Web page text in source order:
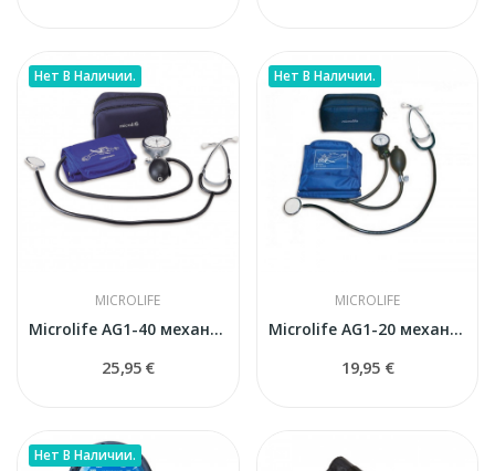
Нет В Наличии.
MICROLIFE
Microlife AG1-40 механический тонометр
25,95 €
Нет В Наличии.
MICROLIFE
Microlife AG1-20 механический тонометр
19,95 €
Нет В Наличии.